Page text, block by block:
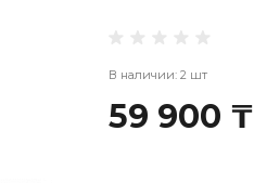
В наличии: 2 шт
59 900 ₸